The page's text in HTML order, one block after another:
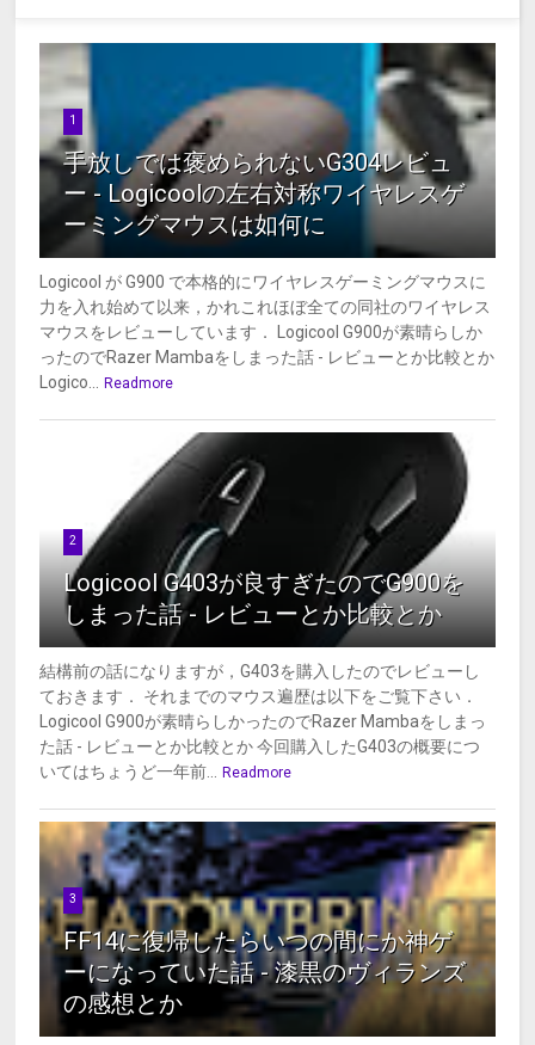
1
手放しでは褒められないG304レビュ
ー - Logicoolの左右対称ワイヤレスゲ
ーミングマウスは如何に
Logicool が G900 で本格的にワイヤレスゲーミングマウスに
力を入れ始めて以来，かれこれほぼ全ての同社のワイヤレス
マウスをレビューしています． Logicool G900が素晴らしか
ったのでRazer Mambaをしまった話 - レビューとか比較とか
Logico...
Readmore
2
Logicool G403が良すぎたのでG900を
しまった話 - レビューとか比較とか
結構前の話になりますが，G403を購入したのでレビューし
ておきます． それまでのマウス遍歴は以下をご覧下さい．
Logicool G900が素晴らしかったのでRazer Mambaをしまっ
た話 - レビューとか比較とか 今回購入したG403の概要につ
いてはちょうど一年前...
Readmore
3
FF14に復帰したらいつの間にか神ゲ
ーになっていた話 - 漆黒のヴィランズ
の感想とか